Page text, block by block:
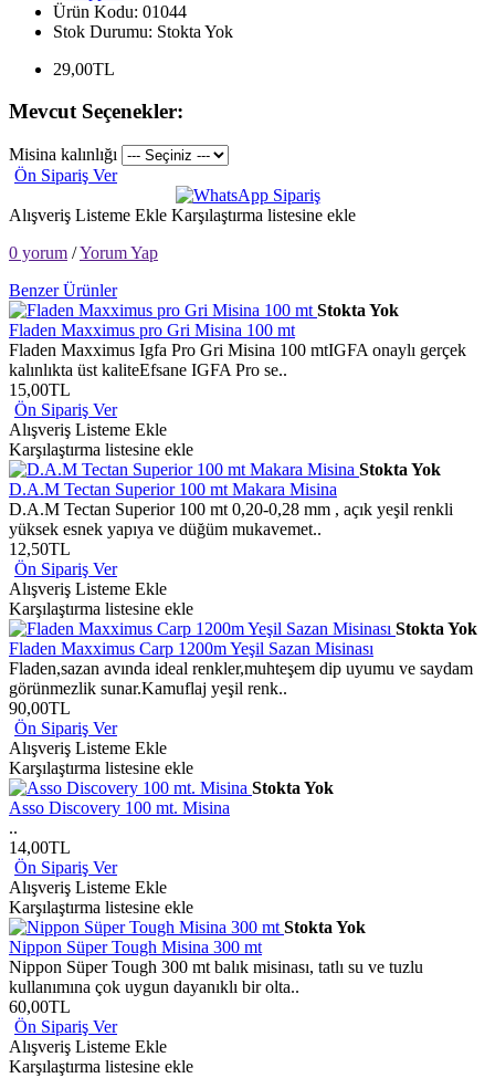
Ürün Kodu: 01044
Stok Durumu: Stokta Yok
29,00TL
Mevcut Seçenekler:
Misina kalınlığı
Ön Sipariş Ver
Alışveriş Listeme Ekle Karşılaştırma listesine ekle
0 yorum /Yorum Yap
Benzer Ürünler
Stokta Yok
Fladen Maxximus pro Gri Misina 100 mt
Fladen Maxximus Igfa Pro Gri Misina 100 mtIGFA onaylı gerçek
kalınlıkta üst kaliteEfsane IGFA Pro se..
15,00TL
Ön Sipariş Ver
Alışveriş Listeme Ekle
Karşılaştırma listesine ekle
Stokta Yok
D.A.M Tectan Superior 100 mt Makara Misina
D.A.M Tectan Superior 100 mt 0,20-0,28 mm , açık yeşil renkli
yüksek esnek yapıya ve düğüm mukavemet..
12,50TL
Ön Sipariş Ver
Alışveriş Listeme Ekle
Karşılaştırma listesine ekle
Stokta Yok
Fladen Maxximus Carp 1200m Yeşil Sazan Misinası
Fladen,sazan avında ideal renkler,muhteşem dip uyumu ve saydam
görünmezlik sunar.Kamuflaj yeşil renk..
90,00TL
Ön Sipariş Ver
Alışveriş Listeme Ekle
Karşılaştırma listesine ekle
Stokta Yok
Asso Discovery 100 mt. Misina
..
14,00TL
Ön Sipariş Ver
Alışveriş Listeme Ekle
Karşılaştırma listesine ekle
Stokta Yok
Nippon Süper Tough Misina 300 mt
Nippon Süper Tough 300 mt balık misinası, tatlı su ve tuzlu
kullanımına çok uygun dayanıklı bir olta..
60,00TL
Ön Sipariş Ver
Alışveriş Listeme Ekle
Karşılaştırma listesine ekle